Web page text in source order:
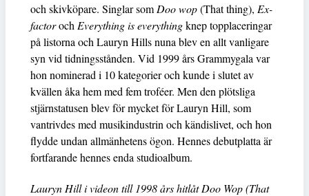
och skivköpare. Singlar som Doo wop(That thing), Ex-
factoroch Everything is everythingknep topplaceringar
på listorna och Lauryn Hills nuna blev en allt vanligare
syn vid tidningsstånden. Vid 1999 års Grammygala var
hon nominerad i 10 kategorier och kunde i slutet av
kvällen åka hem med fem troféer. Men den plötsliga
stjärnstatusen blev för mycket för Lauryn Hill, som
vantrivdes med musikindustrin och kändislivet, och hon
flydde undan allmänhetens ögon. Hennes debutplatta är
fortfarande hennes enda studioalbum.
Lauryn Hill i videon till 1998 års hitlåt Doo Wop (That